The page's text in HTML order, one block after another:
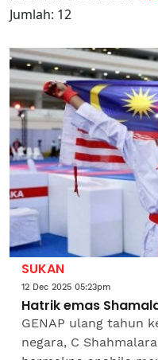
Jumlah: 12
SUKAN
12 Dec 2025 05:23pm
Hatrik emas
GENAP ulang tahun
negara, C